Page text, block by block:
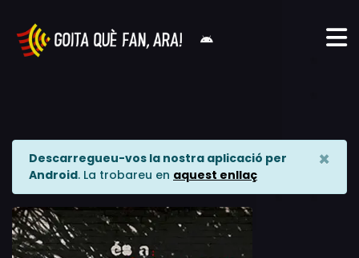
Descarregueu-vos la nostra aplicació per
Android. La trobareu en aquest enllaç
×